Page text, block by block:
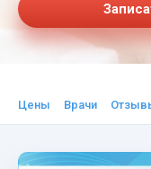
Цены Врачи